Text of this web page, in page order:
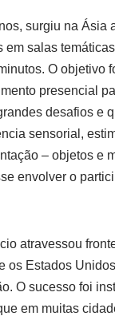
surgiu na Ásia
em salas
O objetivo
presencial
desafios e
sensorial,
– objetos e
envolver o
atravessou
os Estados
O sucesso foi
em muitas